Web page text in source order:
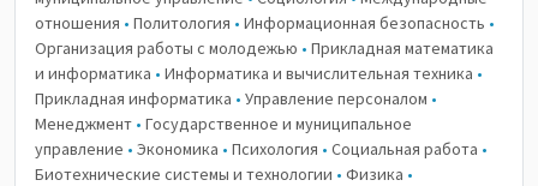
отношения • Политология • Информационная безопасность •
Организация работы с молодежью • Прикладная математика
и информатика • Информатика и вычислительная техника •
Прикладная информатика • Управление персоналом •
Менеджмент • Государственное и муниципальное
управление • Экономика • Психология • Социальная работа •
Биотехнические системы и технологии • Физика •